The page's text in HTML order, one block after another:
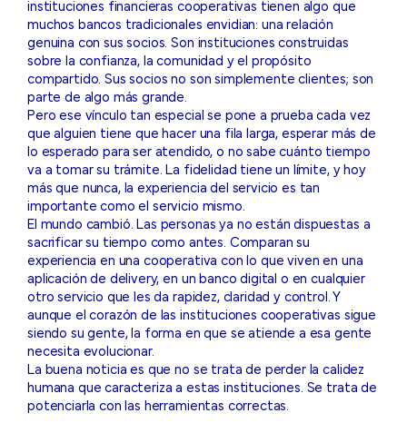
instituciones financieras cooperativas tienen algo que
muchos bancos tradicionales envidian: una relación
genuina con sus socios. Son instituciones construidas
sobre la confianza, la comunidad y el propósito
compartido. Sus socios no son simplemente clientes; son
parte de algo más grande.
Pero ese vínculo tan especial se pone a prueba cada vez
que alguien tiene que hacer una fila larga, esperar más de
lo esperado para ser atendido, o no sabe cuánto tiempo
va a tomar su trámite. La fidelidad tiene un límite, y hoy
más que nunca, la experiencia del servicio es tan
importante como el servicio mismo.
El mundo cambió. Las personas ya no están dispuestas a
sacrificar su tiempo como antes. Comparan su
experiencia en una cooperativa con lo que viven en una
aplicación de delivery, en un banco digital o en cualquier
otro servicio que les da rapidez, claridad y control. Y
aunque el corazón de las instituciones cooperativas sigue
siendo su gente, la forma en que se atiende a esa gente
necesita evolucionar.
La buena noticia es que no se trata de perder la calidez
humana que caracteriza a estas instituciones. Se trata de
potenciarla con las herramientas correctas.